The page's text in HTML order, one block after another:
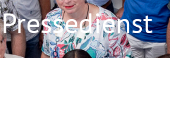
Pressedienst